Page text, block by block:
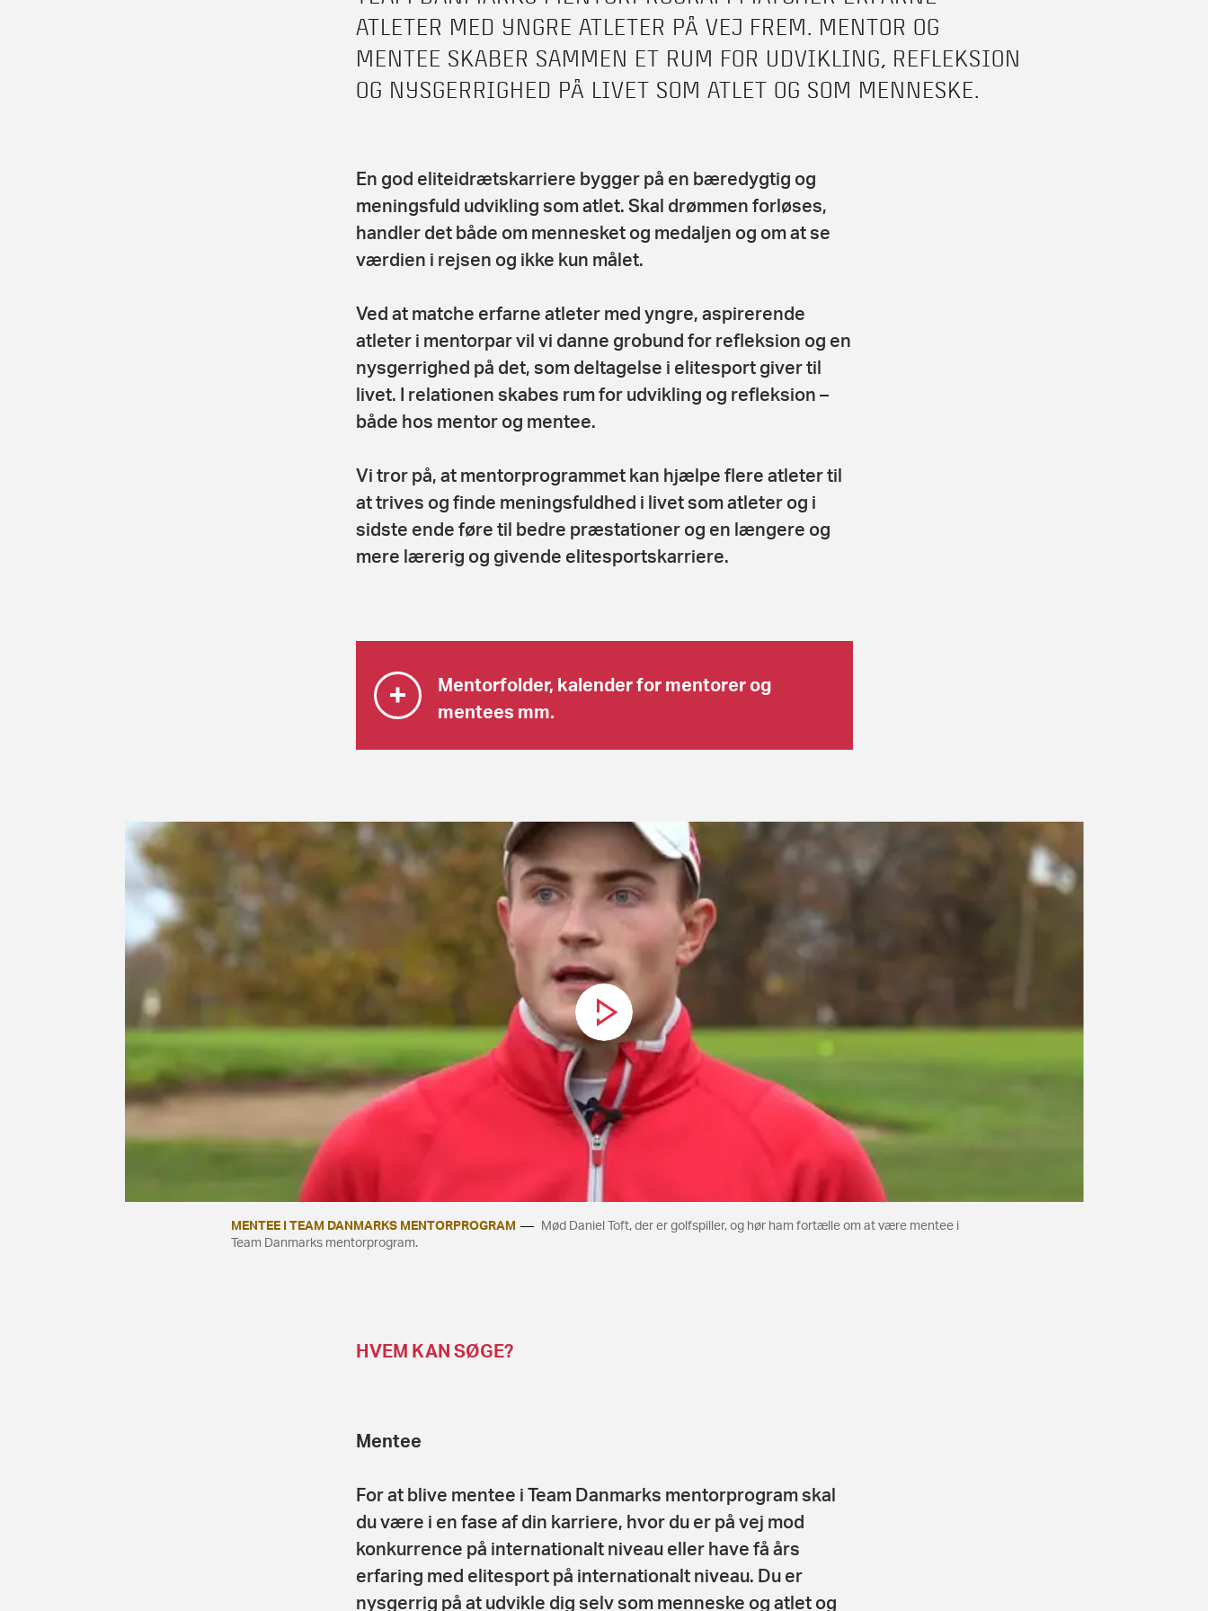
ATLETER MED YNGRE ATLETER PÅ VEJ FREM. MENTOR OG
MENTEE SKABER SAMMEN ET RUM FOR UDVIKLING, REFLEKSION
OG NYSGERRIGHED PÅ LIVET SOM ATLET OG SOM MENNESKE.
En god eliteidrætskarriere bygger på en bæredygtig og
meningsfuld udvikling som atlet. Skal drømmen forløses,
handler det både om mennesket og medaljen og om at se
værdien i rejsen og ikke kun målet.
Ved at matche erfarne atleter med yngre, aspirerende
atleter i mentorpar vil vi danne grobund for refleksion og en
nysgerrighed på det, som deltagelse i elitesport giver til
livet. I relationen skabes rum for udvikling og refleksion –
både hos mentor og mentee.
Vi tror på, at mentorprogrammet kan hjælpe flere atleter til
at trives og finde meningsfuldhed i livet som atleter og i
sidste ende føre til bedre præstationer og en længere og
mere lærerig og givende elitesportskarriere.
Mentorfolder, kalender for mentorer og
mentees mm.
4285967 TD Mentorkalender Download
Menteeerklæring.pdf Download
Mentorerklæring.pdf
Mentorprogram 2026 Download
MENTEE I TEAM DANMARKS MENTORPROGRAM
Mød Daniel Toft, der er golfspiller, og hør ham fortælle om at være mentee i
Team Danmarks mentorprogram.
HVEM KAN SØGE?
Mentee
For at blive mentee i Team Danmarks mentorprogram skal
du være i en fase af din karriere, hvor du er på vej mod
konkurrence på internationalt niveau eller have få års
erfaring med elitesport på internationalt niveau. Du er
nysgerrig på at udvikle dig selv som menneske og atlet og